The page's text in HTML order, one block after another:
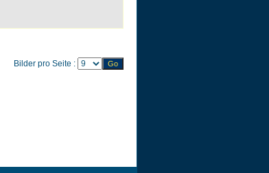
Bilder pro Seite :